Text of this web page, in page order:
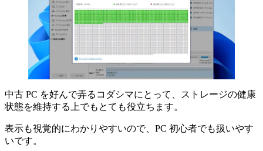
中古 PC を好んで弄るコダシマにとって、ストレージの健康
状態を維持する上でもとても役立ちます。
表示も視覚的にわかりやすいので、PC 初心者でも扱いやす
いです。